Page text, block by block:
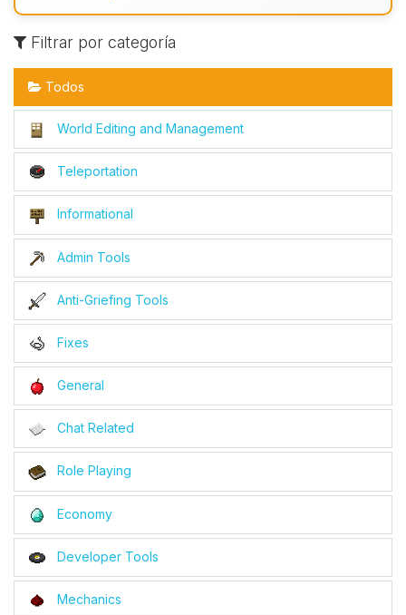
Filtrar por categoría
Todos
World Editing and Management
Teleportation
Informational
Admin Tools
Anti-Griefing Tools
Fixes
General
Chat Related
Role Playing
Economy
Developer Tools
Mechanics